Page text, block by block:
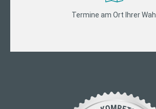
Termine am Ort Ihrer Wahl